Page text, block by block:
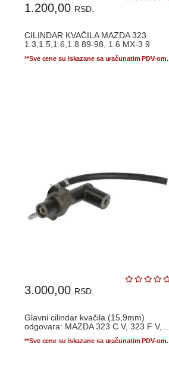
1.200,00 RSD.
CILINDAR KVAČILA MAZDA 323
1.3,1.5,1.6,1.8 89-98, 1.6 MX-3 9
**Sve cene su iskazane sa uračunatim PDV-om.
3.000,00 RSD.
Glavni cilindar kvačila (15,9mm)
odgovara: MAZDA 323 C V, 323 F V,...
**Sve cene su iskazane sa uračunatim PDV-om.